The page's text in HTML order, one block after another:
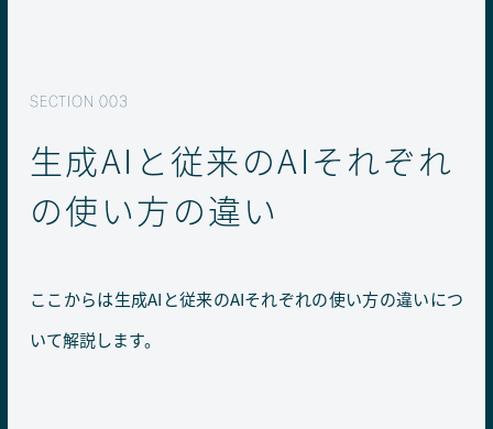
生成AIと従来のAIそれぞれ
の使い方の違い
ここからは生成AIと従来のAIそれぞれの使い方の違いにつ
いて解説します。